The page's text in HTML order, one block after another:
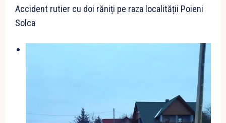
Accident rutier cu doi răniți pe raza localității Poieni
Solca